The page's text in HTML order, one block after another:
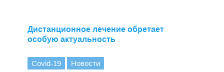
Дистанционное лечение обретает
особую актуальность
Covid-19 Новости